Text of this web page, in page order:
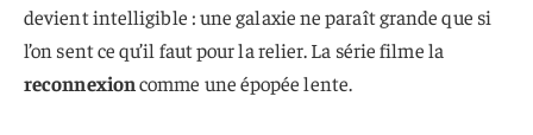
devient intelligible : une galaxie ne paraît grande que si
l’on sent ce qu’il faut pour la relier. La série filme la
reconnexioncomme une épopée lente.